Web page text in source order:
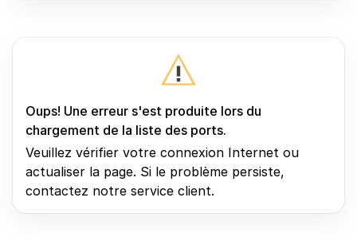
Oups! Une erreur s'est produite lors du
chargement de la liste des ports.
Veuillez vérifier votre connexion Internet ou
actualiser la page. Si le problème persiste,
contactez notre service client.